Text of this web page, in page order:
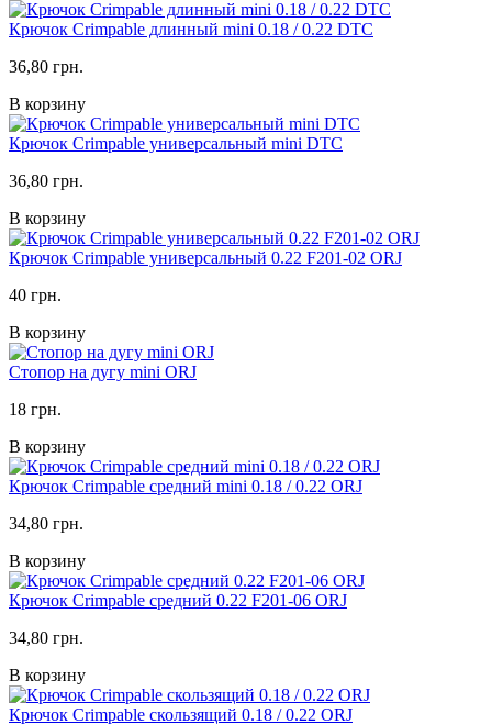
Крючок Crimpable длинный mini 0.18 / 0.22 DTC
36,80 грн.
В корзину
Крючок Crimpable универсальный mini DTC
36,80 грн.
В корзину
Крючок Crimpable универсальный 0.22 F201-02 ORJ
40 грн.
В корзину
Стопор на дугу mini ORJ
18 грн.
В корзину
Крючок Crimpable средний mini 0.18 / 0.22 ORJ
34,80 грн.
В корзину
Крючок Crimpable средний 0.22 F201-06 ORJ
34,80 грн.
В корзину
Крючок Crimpable скользящий 0.18 / 0.22 ORJ